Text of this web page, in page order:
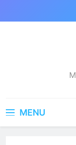
MENU